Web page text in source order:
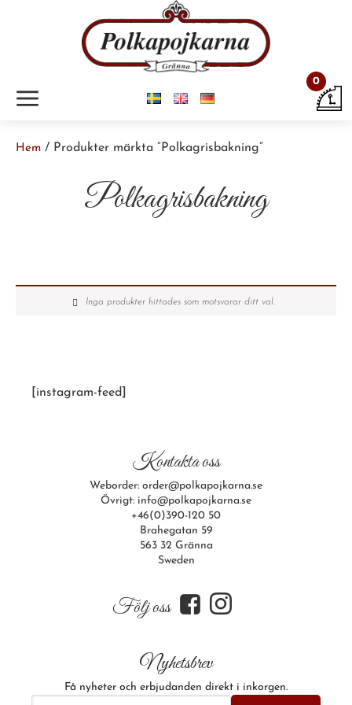
m 0
Hem / Produkter märkta ”Polkagrisbakning”
Polkagrisbakning
Inga produkter hittades som motsvarar ditt val.
[instagram-feed]
Kontakta oss
Weborder: order@polkapojkarna.se
Övrigt: info@polkapojkarna.se
+46(0)390-120 50
Brahegatan 59
563 32 Gränna
Sweden
Följ oss f i
Nyhetsbrev
Få nyheter och erbjudanden direkt i inkorgen.